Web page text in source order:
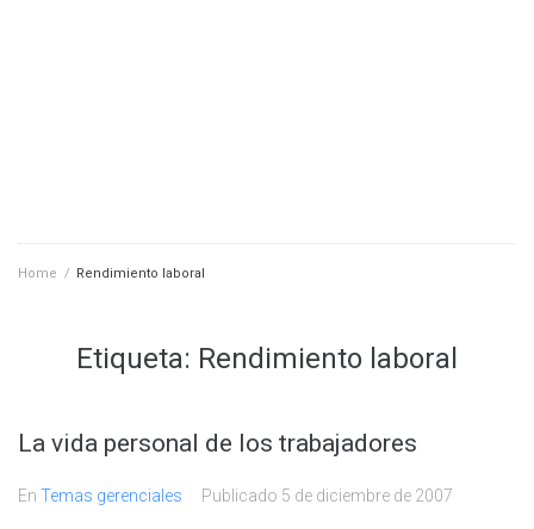
Home / Rendimiento laboral
Etiqueta: Rendimiento laboral
La vida personal de los trabajadores
En Temas gerenciales Publicado 5 de diciembre de 2007